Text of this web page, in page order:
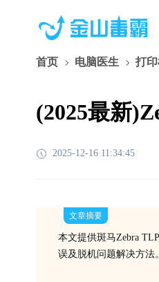
首页 电脑医生 打
(2025最新
2025-12-16 11:34:45
文章摘要
本文提供斑马Zebra
误及脱机问题解决方法。